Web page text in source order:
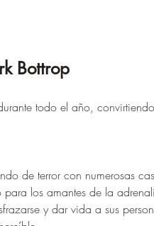
Bottrop
todo el año,
de terror con numerosas
para los amantes de la
y dar vida a sus